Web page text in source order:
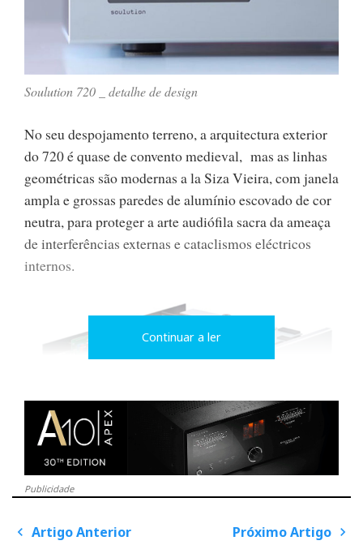
Soulution 720 _ detalhe de design
No seu despojamento terreno, a arquitectura exterior
do 720 é quase de convento medieval, mas as linhas
geométricas são modernas a la Siza Vieira, com janela
ampla e grossas paredes de alumínio escovado de cor
neutra, para proteger a arte audiófila sacra da ameaça
de interferências externas e cataclismos eléctricos
internos.
Soulution 720 _ sem tampa
Na porta-de-armas, os soldados suiços, que defendem
Continuar a ler
Publicidade
P
Artigo Anterior Próximo Artigo